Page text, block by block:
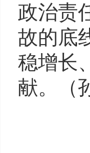
政治责
故的底
稳增长
献。（